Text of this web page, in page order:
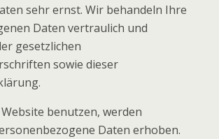
sehr ernst. Wir behandeln Ihre
Daten vertraulich und
gesetzlichen
sowie dieser
benutzen, werden
Daten erhoben.